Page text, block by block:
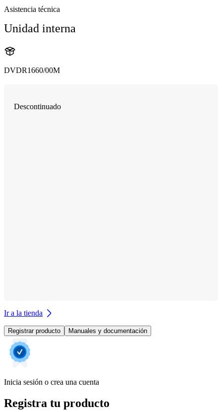
Asistencia técnica
Unidad interna
DVDR1660/00M
Descontinuado
Ir a la tienda
Registrar producto Manuales y documentación
Inicia sesión o crea una cuenta
Registra tu producto